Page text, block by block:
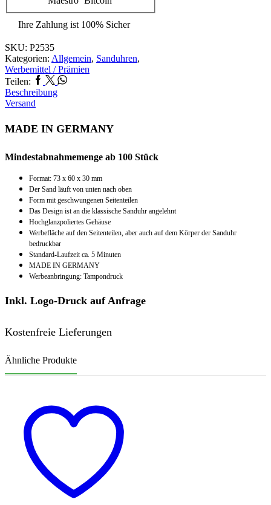
Ihre Zahlung ist 100% Sicher
SKU: P2535
Kategorien: Allgemein, Sanduhren,
Werbemittel / Prämien
Teilen: Facebook
TwitterWhatsapp
Beschreibung
Versand
MADE IN GERMANY
Mindestabnahmemenge ab 100 Stück
Format: 73 x 60 x 30 mm
Der Sand läuft von unten nach oben
Form mit geschwungenen Seitenteilen
Das Design ist an die klassische Sanduhr angelehnt
Hochglanzpoliertes Gehäuse
Werbefläche auf den Seitenteilen, aber auch auf dem Körper der Sanduhr
bedruckbar
Standard-Laufzeit ca. 5 Minuten
MADE IN GERMANY
Werbeanbringung: Tampondruck
Inkl. Logo-Druck auf Anfrage
Kostenfreie Lieferungen
Ähnliche Produkte